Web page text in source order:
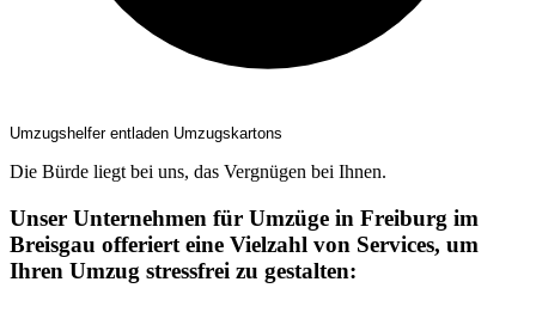
Umzugshelfer entladen Umzugskartons
Die Bürde liegt bei uns, das Vergnügen bei Ihnen.
Unser Unternehmen für Umzüge in Freiburg im
Breisgau offeriert eine Vielzahl von Services, um
Ihren Umzug stressfrei zu gestalten: